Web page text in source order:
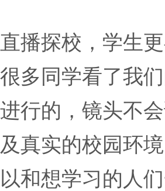
直播探校，学生
很多同学看了我
进行的，镜头不
及真实的校园环
以和想学习的人